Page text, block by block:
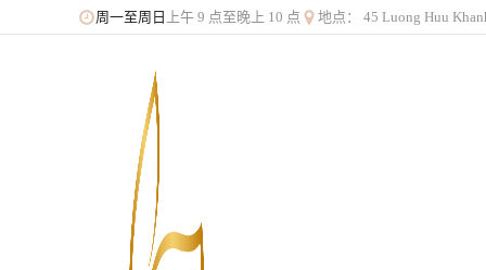
周一至周日 上午 9 点至晚上 10 点 地点： 45 Luong Huu